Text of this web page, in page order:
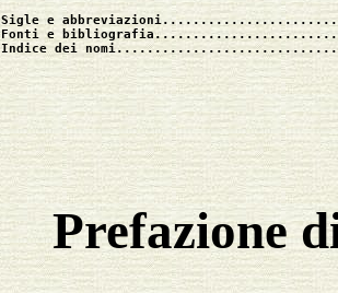
Sigle e
Fonti e
Prefazione